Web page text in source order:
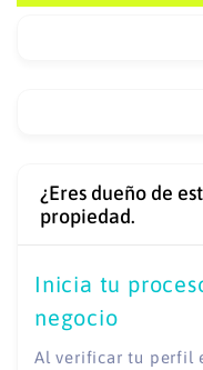
¿Eres dueño de
propiedad.
Inicia tu
negocio
Al verificar tu perfil